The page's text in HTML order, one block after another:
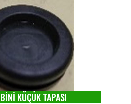
KÜÇÜK TAPASI